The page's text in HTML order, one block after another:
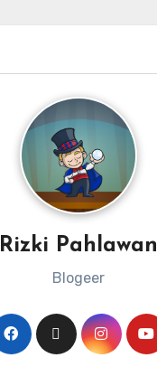
Rizki Pahlawan
Blogeer